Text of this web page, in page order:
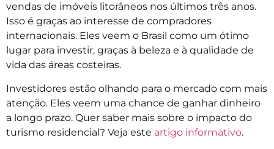
vendas de imóveis litorâneos nos últimos três anos.
Isso é graças ao interesse de compradores
internacionais. Eles veem o Brasil como um ótimo
lugar para investir, graças à beleza e à qualidade de
vida das áreas costeiras.
Investidores estão olhando para o mercado com mais
atenção. Eles veem uma chance de ganhar dinheiro
a longo prazo. Quer saber mais sobre o impacto do
turismo residencial? Veja este artigo informativo.